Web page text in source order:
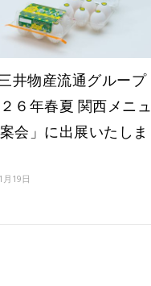
井物産流通グループ
６年春夏 関西メニュ
会」に出展いたしま
月19日